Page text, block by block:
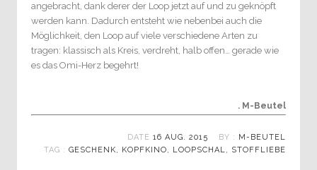
angebracht, dank derer der Loop jetzt auf und zu geknöpft
werden kann. Dadurch entsteht wie nebenbei auch die
Möglichkeit, den Loop auf viele verschiedene Arten zu
tragen: klassisch als Kreis, verdreht, halb offen… gerade wie
es das Omi-Herz begehrt!
. M-Beutel
DATE 16 AUG. 2015 BY : M-BEUTEL
TAG : GESCHENK KOPFKINO LOOPSCHAL STOFFLIEBE